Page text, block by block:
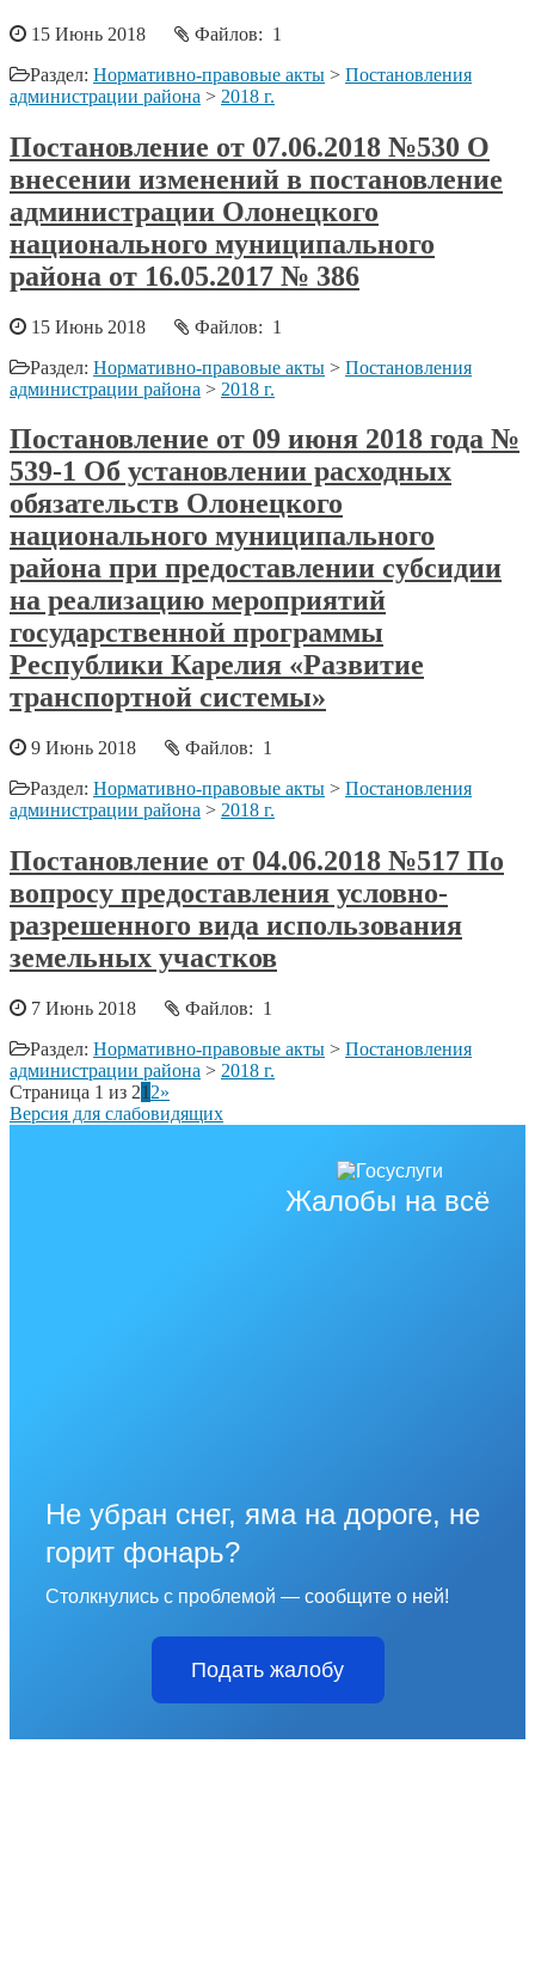
15 Июнь 2018
Файлов: 1
Раздел: Нормативно-правовые акты > Постановления
администрации района > 2018 г.
Постановление от 07.06.2018 №530 О
внесении изменений в постановление
администрации Олонецкого
национального муниципального
района от 16.05.2017 № 386
15 Июнь 2018
Файлов: 1
Раздел: Нормативно-правовые акты > Постановления
администрации района > 2018 г.
Постановление от 09 июня 2018 года №
539-1 Об установлении расходных
обязательств Олонецкого
национального муниципального
района при предоставлении субсидии
на реализацию мероприятий
государственной программы
Республики Карелия «Развитие
транспортной системы»
9 Июнь 2018
Файлов: 1
Раздел: Нормативно-правовые акты > Постановления
администрации района > 2018 г.
Постановление от 04.06.2018 №517 По
вопросу предоставления условно-
разрешенного вида использования
земельных участков
7 Июнь 2018
Файлов: 1
Раздел: Нормативно-правовые акты > Постановления
администрации района > 2018 г.
Страница 1 из 21 2»
Версия для слабовидящих
Жалобы на всё
Не убран снег, яма на дороге, не
горит фонарь?
Столкнулись с проблемой — сообщите о ней!
Подать жалобу